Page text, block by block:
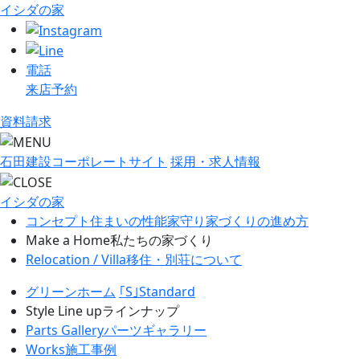
イシダの家
電話
来店予約
資料請求
石田建設コーポレートサイト 採用・求人情報
イシダの家
コンセプト住まいの性能家守り家づくりの進め方
Make a Home私たちの家づくり
Relocation / Villa移住・別荘について
グリーンホーム ｢S｣Standard
Style Line upラインナップ
Parts Galleryパーツギャラリー
Works施工事例